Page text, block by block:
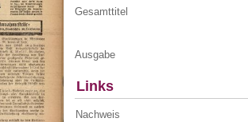
Gesamttitel
Ausgabe
Links
Nachweis